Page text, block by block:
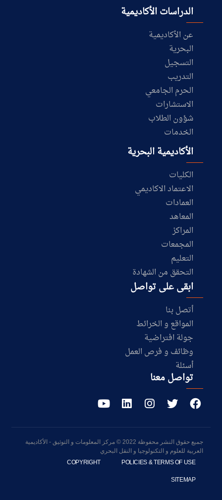
الدراسات الأكاديمية
عن الأكاديمية
البحرية
التسجيل
التدريب
الحرم الجامعي
الاستشارات
شؤون الطلاب
الخدمات
الأكاديمية البحرية
الكليات
الاعتماد الاكاديمي
العمادات
المعاهد
المراكز
المجمعات
التعليم
التحقق من الشهادة
ابقى على تواصل
أتصل بنا
المواقع و الخرائط
جولة افتراضية
وظائف و فرص العمل
أسئلة
تواصل معنا
جميع حقوق النشر محفوظة 2022 © مركز المعلومات و التوثيق - الأكاديمية
العربية للعلوم و التكنولوجيا و النقل البحري
POLICIES & TERMS OF USE
COPYRIGHT
SITEMAP